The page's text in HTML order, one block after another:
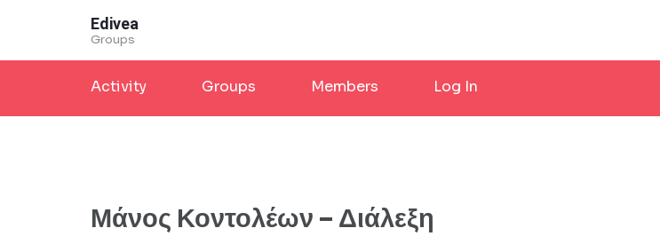
Enter)
Edivea
Groups
Activity Groups Members Log In
Μάνος Κοντολέων – Διάλεξη